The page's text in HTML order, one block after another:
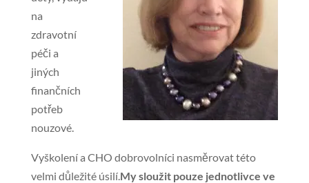
na
zdravotní
péči a
jiných
finančních
potřeb
nouzové.
Vyškolení a CHO dobrovolníci nasměrovat této
velmi důležité úsilí.My sloužit pouze jednotlivce ve